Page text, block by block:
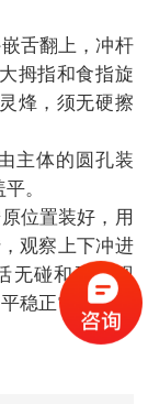
舌翻上，冲杆
拇指和食指旋
烽，须无硬擦
主体的圆孔装
。
位置装好，用
观察上下冲进
无碰和硬擦现
稳正常即可投